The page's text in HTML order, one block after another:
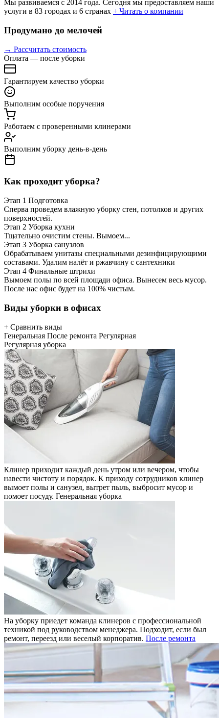
Мы развиваемся с 2014 года. Сегодня мы предоставляем наши
услуги в 83 городах и 6 странах + Читать о компании
Продумано до мелочей
→ Рассчитать стоимость
Оплата — после уборки
Гарантируем качество уборки
Выполним особые поручения
Работаем с проверенными клинерами
Выполним уборку день-в-день
Как проходит уборка?
Этап 1 Подготовка
Сперва проведем влажную уборку стен, потолков и других
поверхностей.
Этап 2 Уборка кухни
Тщательно очистим стены. Вымоем...
Этап 3 Уборка санузлов
Обрабатываем унитазы специальными дезинфицирующими
составами. Удалим налёт и ржавчину с сантехники
Этап 4 Финальные штрихи
Вымоем полы по всей площади офиса. Вынесем весь мусор.
После нас офис будет на 100% чистым.
Виды уборки в офисах
+ Сравнить виды
Генеральная После ремонта Регулярная
Регулярная уборка
Клинер приходит каждый день утром или вечером, чтобы
навести чистоту и порядок. К приходу сотрудников клинер
вымоет полы и санузел, вытрет пыль, выбросит мусор и
помоет посуду. Генеральная уборка
На уборку приедет команда клинеров с профессиональной
техникой под руководством менеджера. Подходит, если был
ремонт, переезд или веселый корпоратив. После ремонта